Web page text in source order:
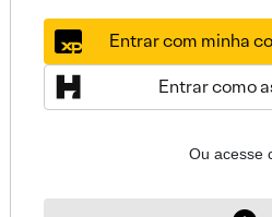
Entrar com minha
Entrar como
Ou acesse